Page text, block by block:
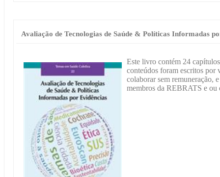
Avaliação de Tecnologias de Saúde & Políticas Informadas
Este livro contém 24
conteúdos foram escritos por
colaborar sem remuneração,
membros da REBRATS e